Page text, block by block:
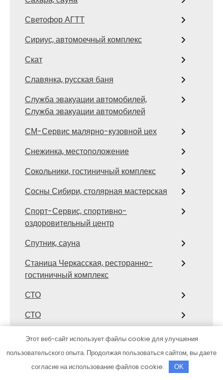
Светофор АГТТ
Сириус, автомоечный комплекс
Скат
Славянка, русская баня
Служба эвакуации автомобилей,
Служба эвакуации автомобилей
СМ-Сервис малярно-кузовной цех
Снежинка, местоположение
Сокольники, гостиничный комплекс
Сосны Сибири, столярная мастерская
Спорт-Сервис, спортивно-
оздоровительный центр
Спутник, сауна
Станица Черкасская, ресторанно-
гостиничный комплекс
СТО
СТО
СТО
СТО
Этот веб-сайт использует файлы cookie для улучшения
пользовательского опыта. Продолжая пользоваться сайтом, вы даете
согласие на использование файлов cookie.
OK